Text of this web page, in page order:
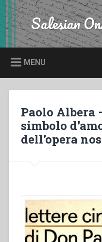
Skip
to
content
Search Salesian
MENU
Paolo Albera
simbolo
dell’opera